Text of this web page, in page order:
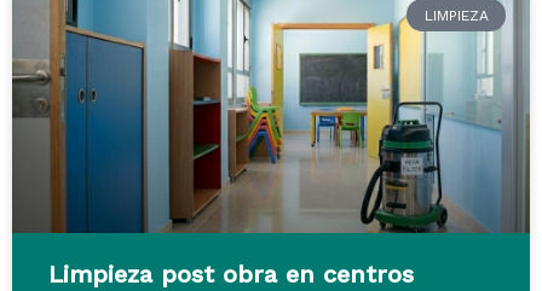
LIMPIEZA
Limpieza post obra en centros